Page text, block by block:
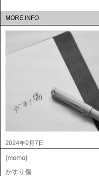
MORE INFO
2024年9月7日
(momo)
かすり傷